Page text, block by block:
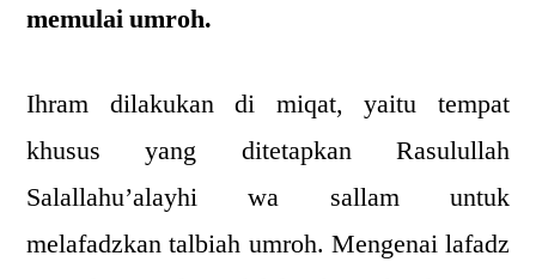
memulai umroh.
Ihram dilakukan di miqat, yaitu tempat
khusus yang ditetapkan Rasulullah
Salallahu’alayhi wa sallam untuk
melafadzkan talbiah umroh. Mengenai lafadz